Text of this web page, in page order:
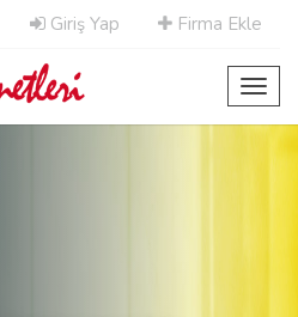
Giriş Yap Firma Ekle